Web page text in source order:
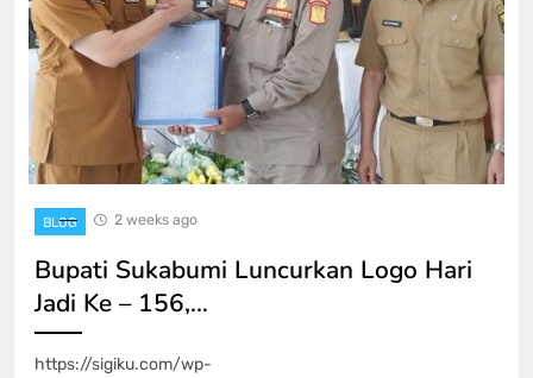
BLOG 2 weeks ago
Bupati Sukabumi Luncurkan Logo Hari
Jadi Ke – 156,…
https://sigiku.com/wp-